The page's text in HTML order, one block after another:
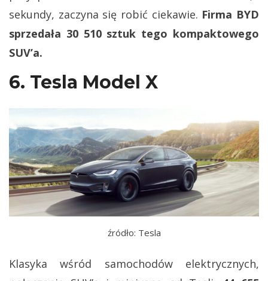
sekundy, zaczyna się robić ciekawie. Firma BYD
sprzedała 30 510 sztuk tego kompaktowego
SUV’a.
6. Tesla Model X
źródło: Tesla
Klasyka wśród samochodów elektrycznych,